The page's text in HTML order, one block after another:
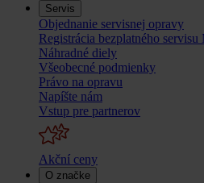
Servis
Objednanie servisnej opravy
Registrácia bezplatného
Náhradné diely
Všeobecné podmienky
Právo na opravu
Napíšte nám
Vstup pre partnerov
Akční ceny
O značke